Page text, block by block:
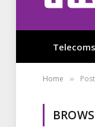
Telecoms
Home »